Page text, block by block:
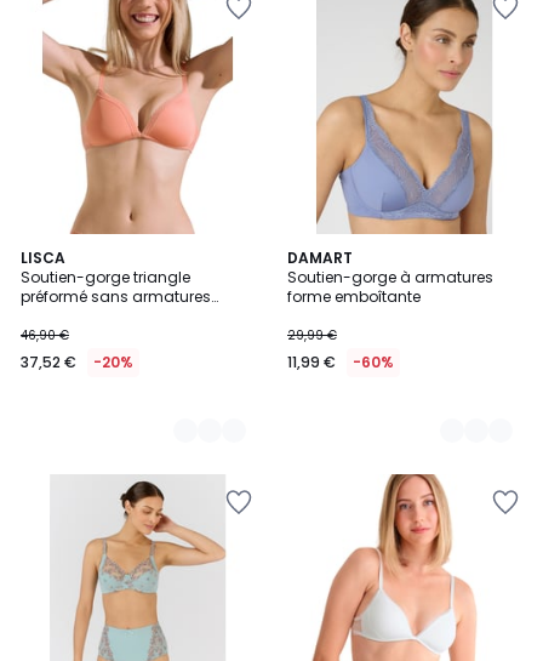
LISCA
Soutien-gorge triangle
préformé sans armatures
46,90 €
37,52 € -20%
2
Couleurs
DAMART
Soutien-gorge à armatures
forme emboîtante
29,99 €
11,99 € -60%
2
Couleurs